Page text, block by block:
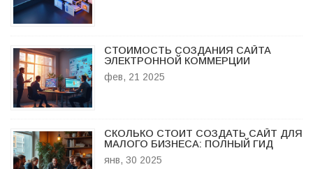
СТОИМОСТЬ СОЗДАНИЯ САЙТА
ЭЛЕКТРОННОЙ КОММЕРЦИИ
фев, 21 2025
СКОЛЬКО СТОИТ СОЗДАТЬ САЙТ ДЛЯ
МАЛОГО БИЗНЕСА: ПОЛНЫЙ ГИД
янв, 30 2025